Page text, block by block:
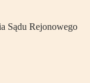
Sądu Rejonowego